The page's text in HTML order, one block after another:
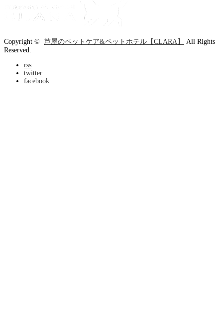
Copyright © 芦屋のペットケア&ペットホテル【CLARA】
All Rights
Reserved.
rss
twitter
facebook